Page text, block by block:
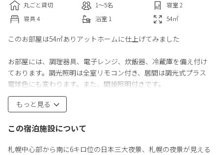
丸ごと貸切 1〜5名 寝室 2
寝具4 浴室 1 54㎡
このお部屋は54㎡ありアットホームに仕上げてみました
お部屋には、調理器具、電子レンジ、炊飯器、冷蔵庫を備え付け
ております。調光照明は全室リモコン付き、居間は調光式プラス
電球色にも変わります。また、間接照明付きです。
テレビは50インチを備え、除湿機に加湿空気清浄機も備えまし
もちろん、エアコン完備（冷専）暖房機器は、居間と寝室に備え
もっと見る
この宿泊施設について
札幌中心部から南に6キロ位の日本三大夜景、札幌の夜景が見える